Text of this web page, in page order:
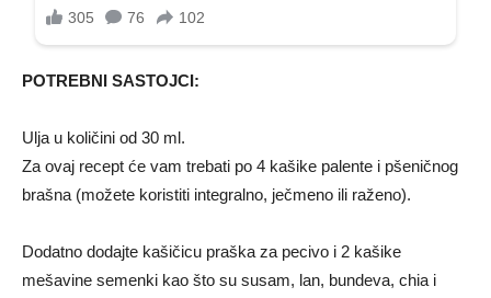
POTREBNI SASTOJCI:
Ulja u količini od 30 ml.
Za ovaj recept će vam trebati po 4 kašike palente i pšeničnog
brašna (možete koristiti integralno, ječmeno ili raženo).
Dodatno dodajte kašičicu praška za pecivo i 2 kašike
mešavine semenki kao što su susam, lan, bundeva, chia i